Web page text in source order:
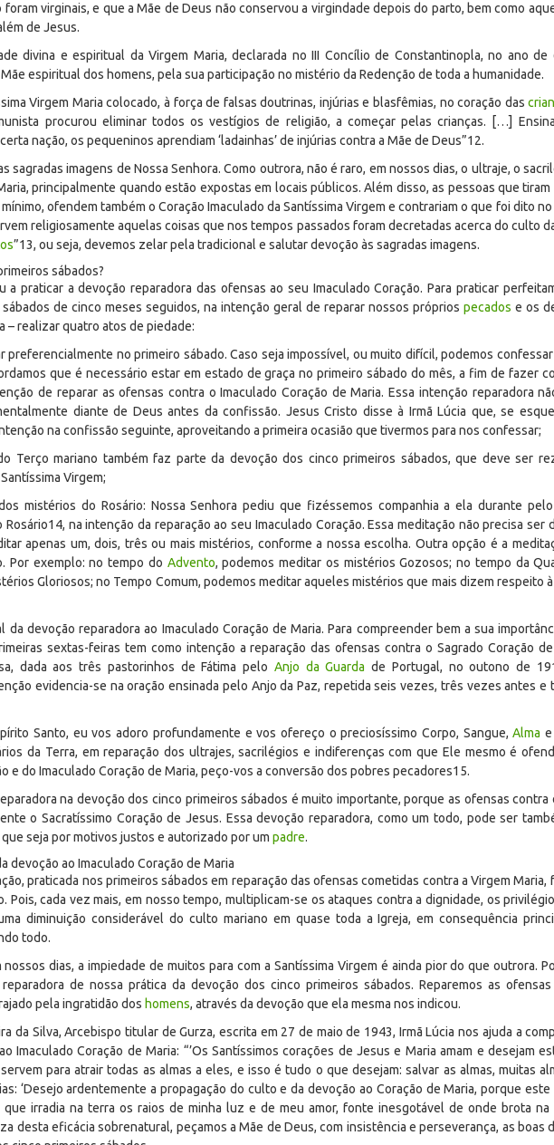
virginais, e que a Mãe de Deus não conservou a virgindade depois do parto, bem como
de Jesus.
divina e espiritual da Virgem Maria, declarada no III Concílio de Constantinopla, no ano de
espiritual dos homens, pela sua participação no mistério da Redenção de toda a humanidade.
Virgem Maria colocado, à força de falsas doutrinas, injúrias e blasfêmias, no coração das
procurou eliminar todos os vestígios de religião, a começar pelas crianças. […]
nação, os pequeninos aprendiam ‘ladainhas’ de injúrias contra a Mãe de Deus”12.
sagradas imagens de Nossa Senhora. Como outrora, não é raro, em nossos dias, o ultraje, o
principalmente quando estão expostas em locais públicos. Além disso, as pessoas que tiram
ofendem também o Coração Imaculado da Santíssima Virgem e contrariam o que foi dito
religiosamente aquelas coisas que nos tempos passados foram decretadas acerca do culto
”13, ou seja, devemos zelar pela tradicional e salutar devoção às sagradas imagens.
sábados?
a praticar a devoção reparadora das ofensas ao seu Imaculado Coração. Para praticar
de cinco meses seguidos, na intenção geral de reparar nossos próprios pecados e os
– realizar quatro atos de piedade:
preferencialmente no primeiro sábado. Caso seja impossível, ou muito difícil, podemos
que é necessário estar em estado de graça no primeiro sábado do mês, a fim de fazer
de reparar as ofensas contra o Imaculado Coração de Maria. Essa intenção reparadora
diante de Deus antes da confissão. Jesus Cristo disse à Irmã Lúcia que, se
na confissão seguinte, aproveitando a primeira ocasião que tivermos para nos confessar;
Terço mariano também faz parte da devoção dos cinco primeiros sábados, que deve ser
Virgem;
mistérios do Rosário: Nossa Senhora pediu que fizéssemos companhia a ela durante
Rosário14, na intenção da reparação ao seu Imaculado Coração. Essa meditação não precisa ser
apenas um, dois, três ou mais mistérios, conforme a nossa escolha. Outra opção é a
Por exemplo: no tempo do Advento, podemos meditar os mistérios Gozosos; no tempo da
Gloriosos; no Tempo Comum, podemos meditar aqueles mistérios que mais dizem respeito
da devoção reparadora ao Imaculado Coração de Maria. Para compreender bem a sua
sextas-feiras tem como intenção a reparação das ofensas contra o Sagrado Coração
dada aos três pastorinhos de Fátima pelo Anjo da Guarda de Portugal, no outono de
evidencia-se na oração ensinada pelo Anjo da Paz, repetida seis vezes, três vezes antes e
Santo, eu vos adoro profundamente e vos ofereço o preciosíssimo Corpo, Sangue,Alma
da Terra, em reparação dos ultrajes, sacrilégios e indiferenças com que Ele mesmo é
e do Imaculado Coração de Maria, peço-vos a conversão dos pobres pecadores15.
na devoção dos cinco primeiros sábados é muito importante, porque as ofensas contra
o Sacratíssimo Coração de Jesus. Essa devoção reparadora, como um todo, pode ser
seja por motivos justos e autorizado por um padre.
devoção ao Imaculado Coração de Maria
praticada nos primeiros sábados em reparação das ofensas cometidas contra a Virgem Maria,
Pois, cada vez mais, em nosso tempo, multiplicam-se os ataques contra a dignidade, os
diminuição considerável do culto mariano em quase toda a Igreja, em consequência
todo.
dias, a impiedade de muitos para com a Santíssima Virgem é ainda pior do que outrora.
de nossa prática da devoção dos cinco primeiros sábados. Reparemos as
pela ingratidão dos homens, através da devoção que ela mesma nos indicou.
da Silva, Arcebispo titular de Gurza, escrita em 27 de maio de 1943, Irmã Lúcia nos ajuda a
Imaculado Coração de Maria: “’Os Santíssimos corações de Jesus e Maria amam e desejam
para atrair todas as almas a eles, e isso é tudo o que desejam: salvar as almas, muitas
‘Desejo ardentemente a propagação do culto e da devoção ao Coração de Maria, porque este
que irradia na terra os raios de minha luz e de meu amor, fonte inesgotável de onde brota na
desta eficácia sobrenatural, peçamos a Mãe de Deus, com insistência e perseverança, as boas